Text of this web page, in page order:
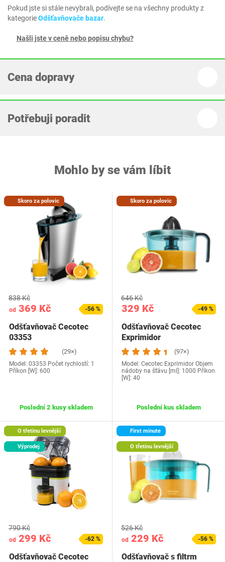
Pokud jste si stále nevybrali, podívejte se na všechny produkty z
kategorieOdšťavňovače bazar.
Našli jste v ceně nebo popisu chybu?
Cena dopravy
Potřebuji poradit
Mohlo by se vám líbit
Skoro za polovic
od 369 Kč
838 Kč
-56 %
Odšťavňovač Cecotec
03353
(29×)
Model: 03353 Počet rychlostí: 1
Příkon [W]: 600
Poslední 2 kusy skladem
Skoro za polovic
329 Kč
646 Kč
-49 %
Odšťavňovač Cecotec
Exprimidor
(97×)
Model: Cecotec Exprimidor Objem
nádoby na šťávu [ml]: 1000 Příkon
[W]: 40
Poslední kus skladem
O třetinu levnější
Výprodej
od 299 Kč
790 Kč
-62 %
Odšťavňovač Cecotec
First minute
O třetinu levnější
od 229 Kč
526 Kč
-56 %
Odšťavňovač s filtrm